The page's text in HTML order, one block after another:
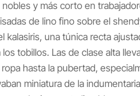
y más corto en
de lino fino sobre el
kalasiris, una túnica recta
tobillos. Las de clase alta
ropa hasta la pubertad,
miniatura de la